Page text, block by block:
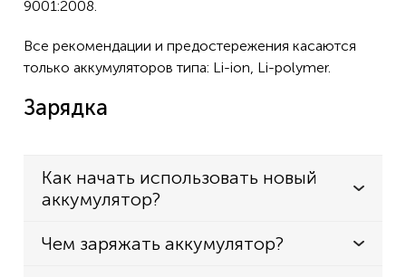
9001:2008.
Все рекомендации и предостережения касаются
только аккумуляторов типа: Li-ion, Li-polymer.
Зарядка
Как начать использовать новый
аккумулятор?
Чем заряжать аккумулятор?